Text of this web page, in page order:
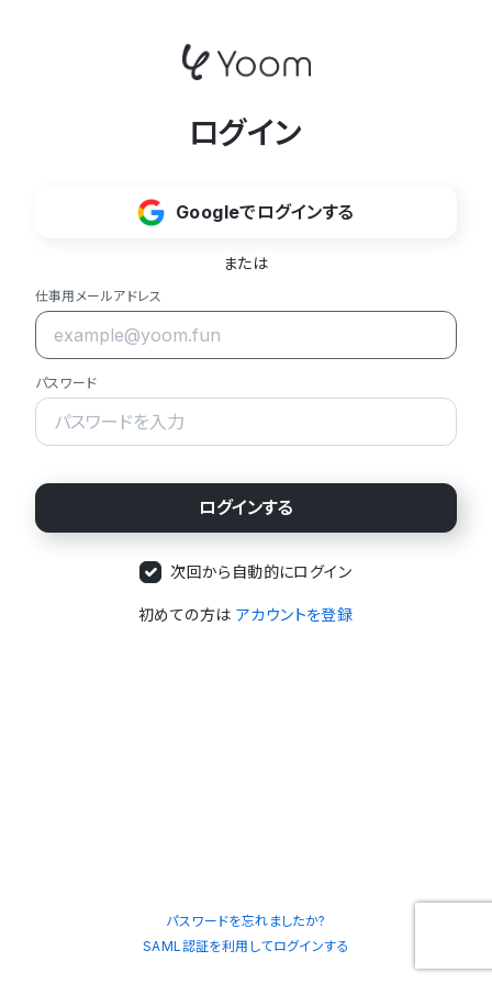
ログイン
Googleでログインする
または
仕事用メールアドレス
パスワード
次回から自動的にログイン
初めての方は アカウントを登録
パスワードを忘れましたか?
SAML認証を利用してログインする